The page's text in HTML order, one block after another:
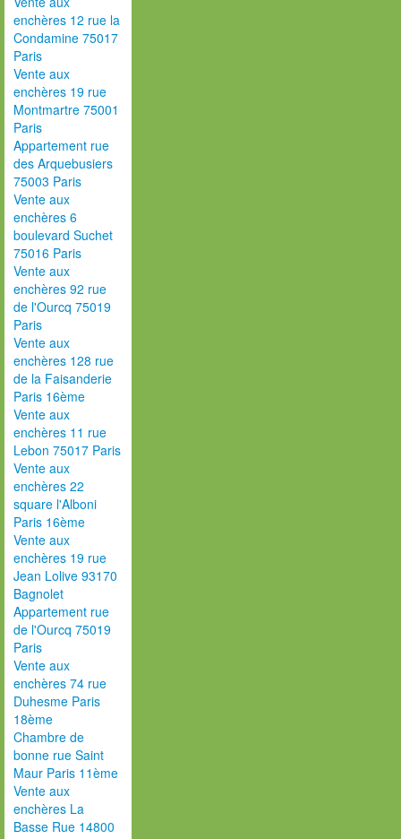
enchères 12 rue la
Condamine 75017
Paris
Vente aux
enchères 19 rue
Montmartre 75001
Paris
Appartement rue
des Arquebusiers
75003 Paris
Vente aux
enchères 6
boulevard Suchet
75016 Paris
Vente aux
enchères 92 rue
de l'Ourcq 75019
Paris
Vente aux
enchères 128 rue
de la Faisanderie
Paris 16ème
Vente aux
enchères 11 rue
Lebon 75017 Paris
Vente aux
enchères 22
square l'Alboni
Paris 16ème
Vente aux
enchères 19 rue
Jean Lolive 93170
Bagnolet
Appartement rue
de l'Ourcq 75019
Paris
Vente aux
enchères 74 rue
Duhesme Paris
18ème
Chambre de
bonne rue Saint
Maur Paris 11ème
Vente aux
enchères La
Basse Rue 14800